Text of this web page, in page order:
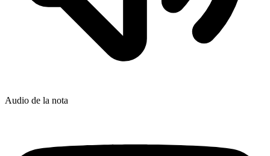
Audio de la nota